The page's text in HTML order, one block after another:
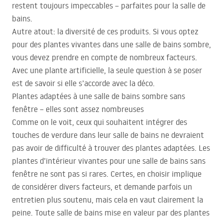
restent toujours impeccables – parfaites pour la salle de
bains.
Autre atout: la diversité de ces produits. Si vous optez
pour des plantes vivantes dans une salle de bains sombre,
vous devez prendre en compte de nombreux facteurs.
Avec une plante artificielle, la seule question à se poser
est de savoir si elle s’accorde avec la déco.
Plantes adaptées à une salle de bains sombre sans
fenêtre – elles sont assez nombreuses
Comme on le voit, ceux qui souhaitent intégrer des
touches de verdure dans leur salle de bains ne devraient
pas avoir de difficulté à trouver des plantes adaptées. Les
plantes d’intérieur vivantes pour une salle de bains sans
fenêtre ne sont pas si rares. Certes, en choisir implique
de considérer divers facteurs, et demande parfois un
entretien plus soutenu, mais cela en vaut clairement la
peine. Toute salle de bains mise en valeur par des plantes